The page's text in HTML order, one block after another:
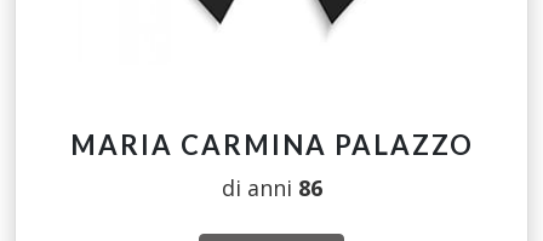
MARIA CARMINA PALAZZO
di anni 86